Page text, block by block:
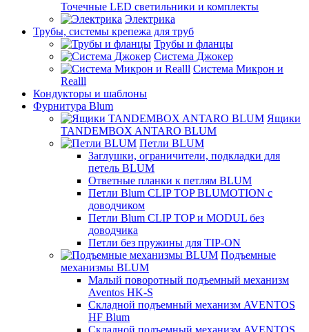
Точечные LED светильники и комплекты
Электрика
Трубы, системы крепежа для труб
Трубы и фланцы
Система Джокер
Система Микрон и
Realll
Кондукторы и шаблоны
Фурнитура Blum
Ящики
TANDEMBOX ANTARO BLUM
Петли BLUM
Заглушки, ограничители, подкладки для
петель BLUM
Ответные планки к петлям BLUM
Петли Blum CLIP TOP BLUMOTION с
доводчиком
Петли Blum CLIP TOP и MODUL без
доводчика
Петли без пружины для TIP-ON
Подъемные
механизмы BLUM
Малый поворотный подъемный механизм
Aventos HK-S
Складной подъемный механизм AVENTOS
HF Blum
Складной подъемный механизм AVENTOS